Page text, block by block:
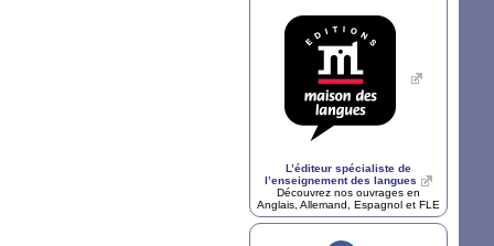
L’éditeur spécialiste de
l’enseignement des langues
Découvrez nos ouvrages en
Anglais, Allemand, Espagnol et FLE